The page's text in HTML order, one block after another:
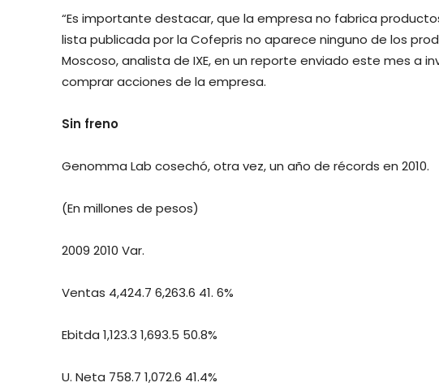
“Es importante destacar, que la empresa no fabrica
lista publicada por la Cofepris no aparece ninguno de los
Moscoso, analista de IXE, en un reporte enviado este mes a
comprar acciones de la empresa.
Sin freno
Genomma Lab cosechó, otra vez, un año de récords en 2010.
(En millones de pesos)
2009 2010 Var.
Ventas 4,424.7 6,263.6 41. 6%
Ebitda 1,123.3 1,693.5 50.8%
U. Neta 758.7 1,072.6 41.4%